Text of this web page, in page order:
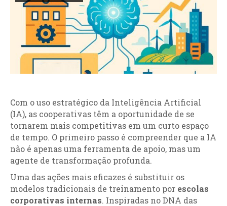
Com o uso estratégico da Inteligência Artificial
(IA), as cooperativas têm a oportunidade de se
tornarem mais competitivas em um curto espaço
de tempo. O primeiro passo é compreender que a IA
não é apenas uma ferramenta de apoio, mas um
agente de transformação profunda.
Uma das ações mais eficazes é substituir os
modelos tradicionais de treinamento por escolas
corporativas internas. Inspiradas no DNA das